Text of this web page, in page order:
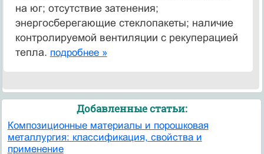
на юг; отсутствие затенения;
энергосберегающие стеклопакеты; наличие
контролируемой вентиляции с рекуперацией
тепла. подробнее »
Добавленные статьи:
Композиционные материалы и порошковая
металлургия: классификация, свойства и
применение